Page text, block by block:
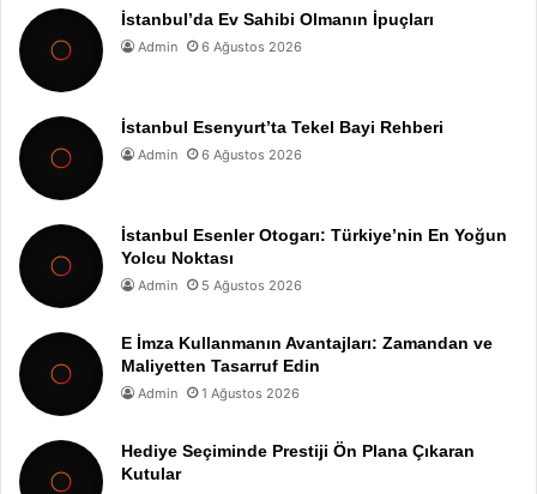
İstanbul’da Ev Sahibi Olmanın İpuçları
Admin 6 Ağustos 2026
İstanbul Esenyurt’ta Tekel Bayi Rehberi
Admin 6 Ağustos 2026
İstanbul Esenler Otogarı: Türkiye’nin En Yoğun
Yolcu Noktası
Admin 5 Ağustos 2026
E İmza Kullanmanın Avantajları: Zamandan ve
Maliyetten Tasarruf Edin
Admin 1 Ağustos 2026
Hediye Seçiminde Prestiji Ön Plana Çıkaran
Kutular